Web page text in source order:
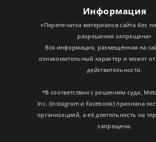
Информация
«Перепечатка материалов сайта без
разрешения запрещена»
Вся информация, размещённая на
ознакомительный характер и может
действительности.
*В соответствии с решением суда,
Inc. (Instagram и Facebook) признана
организацией, а её деятельность на
запрещена.